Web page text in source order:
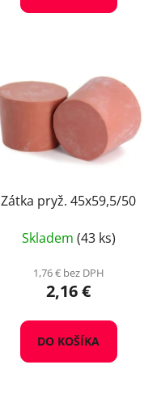
Zátka pryž. 45x59,5/50
Skladem (43 ks)
1,76 € bez DPH
2,16 €
DO KOŠÍKA